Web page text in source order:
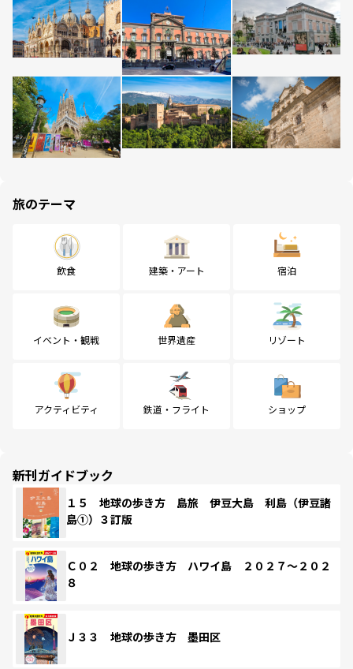
旅のテーマ
飲食 建築・アート 宿泊
イベント・観戦 世界遺産 リゾート
アクティビティ 鉄道・フライト ショップ
新刊ガイドブック
１５ 地球の歩き方 島旅 伊豆大島 利島（伊豆諸
島①）３訂版
Ｃ０２ 地球の歩き方 ハワイ島 ２０２７～２０２
８
Ｊ３３ 地球の歩き方 墨田区